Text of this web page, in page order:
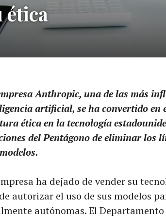
ética
Anthropic, una de las más
artificial, se ha convertido en
ética en la tecnología
del Pentágono de eliminar los
ha dejado de vender su
autorizar el uso de sus modelos
autónomas. El Departamento